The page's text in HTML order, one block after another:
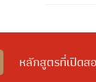
หลักสูตรที่เปิดส